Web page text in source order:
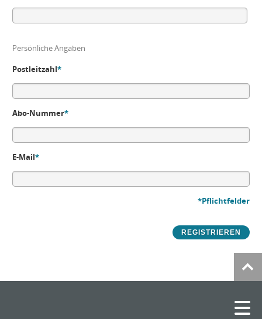
Persönliche Angaben
Postleitzahl*
Abo-Nummer*
E-Mail*
*Pflichtfelder